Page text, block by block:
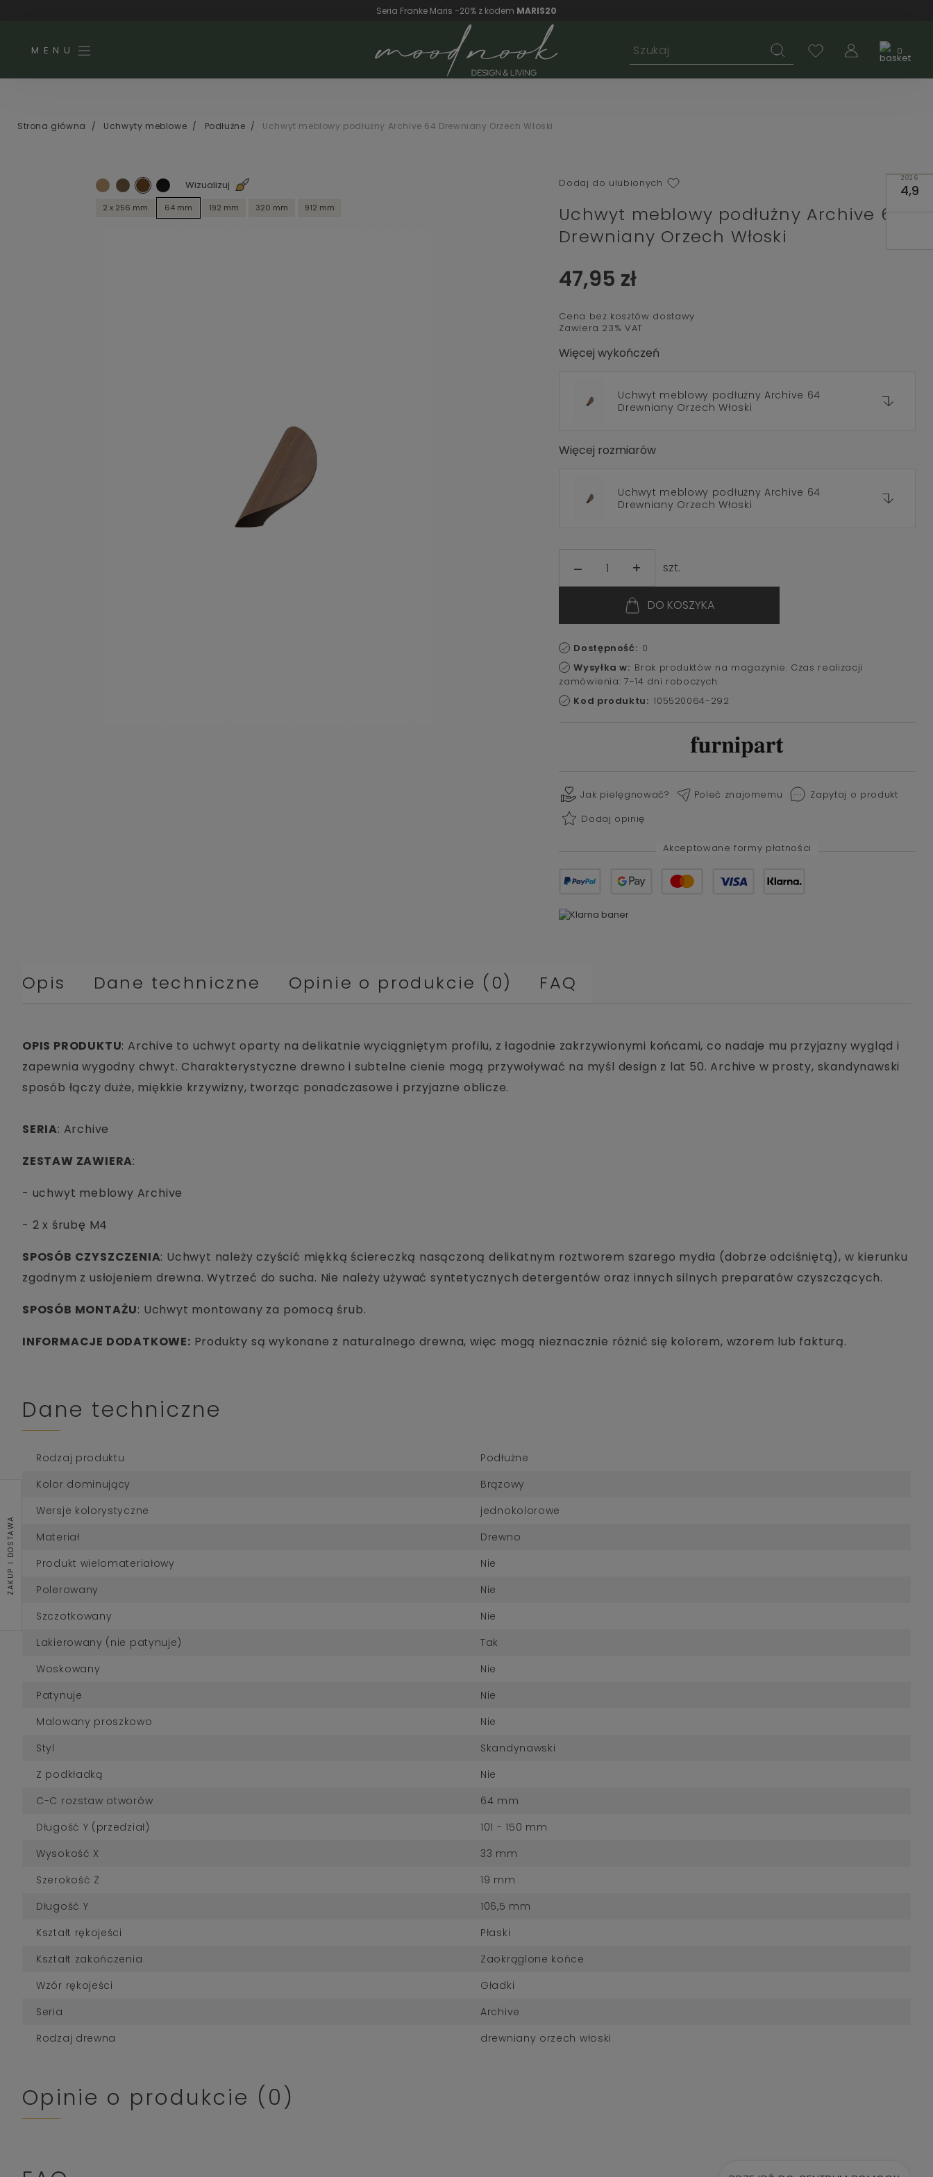
✨ Letnia promocja -20% na kolekcję Classica · kodCLASSICA20
MENU 0
Strona główna / Uchwyty meblowe / Podłużne / Uchwyt meblowy podłużny Archive 64 Drewniany Orzech Włoski
2026
4,9
ZAKUP I DOSTAWA
Wizualizuj
2 x 256 mm 64 mm 192 mm 320 mm 912 mm
Dodaj do ulubionych
Uchwyt meblowy podłużny Archive 64
Drewniany Orzech Włoski
47,95 zł
Cena bez kosztów dostawy
Zawiera 23% VAT
Więcej wykończeń
Uchwyt meblowy podłużny Archive 64
Drewniany Orzech Włoski
Więcej rozmiarów
Uchwyt meblowy podłużny Archive 64
Drewniany Orzech Włoski
_ + szt.
DO KOSZYKA
Dostępność: 0
Wysyłka w: Brak produktów na magazynie. Czas realizacji
zamówienia: 7-14 dni roboczych
Kod produktu: 105520064-292
Jak pielęgnować? Poleć znajomemu
Zapytaj o produkt
Dodaj opinię
Akceptowane formy płatności
Opis Dane techniczne Opinie o produkcie (0) FAQ
OPIS PRODUKTU: Archive to uchwyt oparty na delikatnie wyciągniętym profilu, z łagodnie zakrzywionymi końcami, co nadaje mu przyjazny wygląd i
zapewnia wygodny chwyt. Charakterystyczne drewno i subtelne cienie mogą przywoływać na myśl design z lat 50. Archive w prosty, skandynawski
sposób łączy duże, miękkie krzywizny, tworząc ponadczasowe i przyjazne oblicze.
SERIA: Archive
ZESTAW ZAWIERA:
- uchwyt meblowy Archive
- 2 x śrubę M4
SPOSÓB CZYSZCZENIA: Uchwyt należy czyścić miękką ściereczką nasączoną delikatnym roztworem szarego mydła (dobrze odciśniętą), w kierunku
zgodnym z usłojeniem drewna. Wytrzeć do sucha. Nie należy używać syntetycznych detergentów oraz innych silnych preparatów czyszczących.
SPOSÓB MONTAŻU: Uchwyt montowany za pomocą śrub.
INFORMACJE DODATKOWE: Produkty są wykonane z naturalnego drewna, więc mogą nieznacznie różnić się kolorem, wzorem lub fakturą.
Dane techniczne
Rodzaj produktu
Podłużne
Kolor dominujący
Brązowy
Wersje kolorystyczne
jednokolorowe
Materiał
Drewno
Produkt wielomateriałowy
Nie
Polerowany
Nie
Szczotkowany
Nie
Lakierowany (nie patynuje)
Tak
Woskowany
Nie
Patynuje
Nie
Malowany proszkowo
Nie
Styl
Skandynawski
Z podkładką
Nie
C-C rozstaw otworów
64 mm
Długość Y (przedział)
101 - 150 mm
Wysokość X
33 mm
Szerokość Z
19 mm
Długość Y
106,5 mm
Kształt rękojeści
Płaski
Kształt zakończenia
Zaokrąglone końce
Wzór rękojeści
Gładki
Seria
Archive
Rodzaj drewna
drewniany orzech włoski
Opinie o produkcie (0)